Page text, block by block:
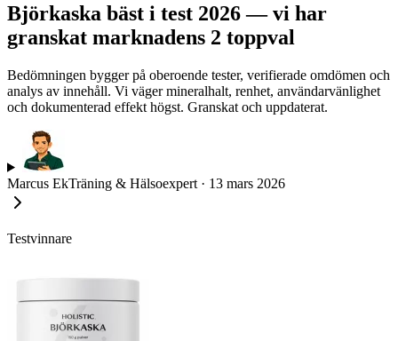
Björkaska bäst i test 2026 — vi har
granskat marknadens 2 toppval
Bedömningen bygger på oberoende tester, verifierade omdömen och
analys av innehåll. Vi väger mineralhalt, renhet, användarvänlighet
och dokumenterad effekt högst. Granskat och uppdaterat.
Marcus EkTräning & Hälsoexpert · 13 mars 2026
Testvinnare